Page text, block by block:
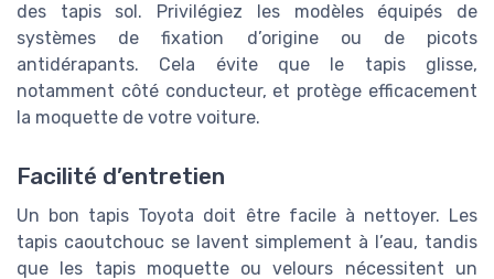
des tapis sol. Privilégiez les modèles équipés de
systèmes de fixation d’origine ou de picots
antidérapants. Cela évite que le tapis glisse,
notamment côté conducteur, et protège efficacement
la moquette de votre voiture.
Facilité d’entretien
Un bon tapis Toyota doit être facile à nettoyer. Les
tapis caoutchouc se lavent simplement à l’eau, tandis
que les tapis moquette ou velours nécessitent un